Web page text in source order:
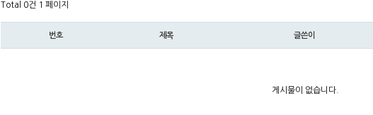
Total 0건 1 페이지
번호 제목 글쓴이
게시물이 없습니다.